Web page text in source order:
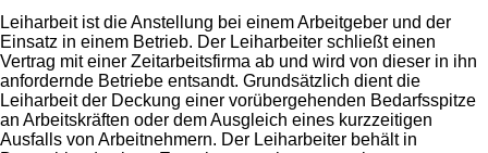
Leiharbeit ist die Anstellung bei einem Arbeitgeber und der
Einsatz in einem Betrieb. Der Leiharbeiter schließt einen
Vertrag mit einer Zeitarbeitsfirma ab und wird von dieser in ihn
anfordernde Betriebe entsandt. Grundsätzlich dient die
Leiharbeit der Deckung einer vorübergehenden Bedarfsspitze
an Arbeitskräften oder dem Ausgleich eines kurzzeitigen
Ausfalls von Arbeitnehmern. Der Leiharbeiter behält in